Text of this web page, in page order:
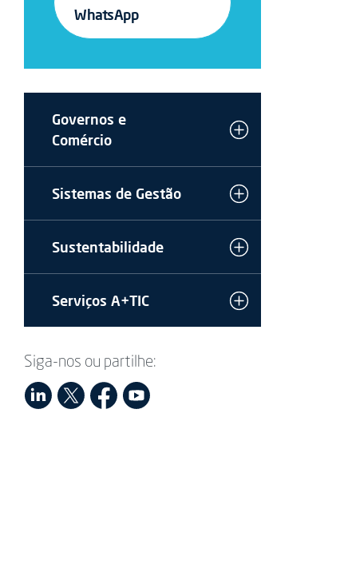
WhatsApp
Governos e
Comércio
Sistemas de Gestão
Sustentabilidade
Serviços A+TIC
Siga-nos ou partilhe: